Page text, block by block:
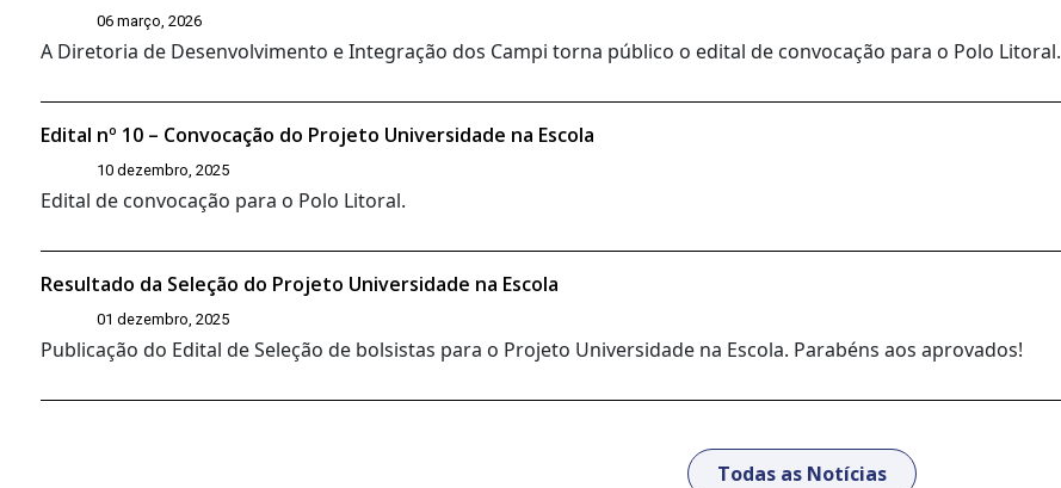
06 março, 2026
A Diretoria de Desenvolvimento e Integração dos Campi torna público o edital de convocação para o Polo Litoral.
Edital nº 10 – Convocação do Projeto Universidade na Escola
10 dezembro, 2025
Edital de convocação para o Polo Litoral.
Resultado da Seleção do Projeto Universidade na Escola
01 dezembro, 2025
Publicação do Edital de Seleção de bolsistas para o Projeto Universidade na Escola. Parabéns aos aprovados!
Todas as Notícias